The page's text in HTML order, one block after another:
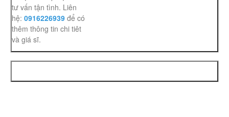
tư vấn tận tình. Liên
hệ: 0916226939 để có
thêm thông tin chi tiêt
và giá sĩ.